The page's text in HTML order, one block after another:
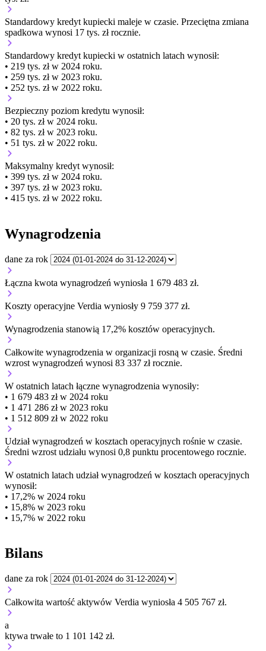
Standardowy kredyt kupiecki maleje w czasie. Przeciętna zmiana
spadkowa wynosi 17 tys. zł rocznie.
Standardowy kredyt kupiecki w ostatnich latach wynosił:
• 219 tys. zł w 2024 roku.
• 259 tys. zł w 2023 roku.
• 252 tys. zł w 2022 roku.
Bezpieczny poziom kredytu wynosił:
• 20 tys. zł w 2024 roku.
• 82 tys. zł w 2023 roku.
• 51 tys. zł w 2022 roku.
Maksymalny kredyt wynosił:
• 399 tys. zł w 2024 roku.
• 397 tys. zł w 2023 roku.
• 415 tys. zł w 2022 roku.
Wynagrodzenia
dane za rok
Łączna kwota wynagrodzeń wyniosła 1 679 483 zł.
Koszty operacyjne Verdia wyniosły 9 759 377 zł.
Wynagrodzenia stanowią 17,2% kosztów operacyjnych.
Całkowite wynagrodzenia w organizacji rosną w czasie. Średni
wzrost wynagrodzeń wynosi 83 337 zł rocznie.
W ostatnich latach łączne wynagrodzenia wynosiły:
• 1 679 483 zł w 2024 roku
• 1 471 286 zł w 2023 roku
• 1 512 809 zł w 2022 roku
Udział wynagrodzeń w kosztach operacyjnych rośnie w czasie.
Średni wzrost udziału wynosi 0,8 punktu procentowego rocznie.
W ostatnich latach udział wynagrodzeń w kosztach operacyjnych
wynosił:
• 17,2% w 2024 roku
• 15,8% w 2023 roku
• 15,7% w 2022 roku
Bilans
dane za rok
Całkowita wartość aktywów Verdia wyniosła 4 505 767 zł.
a
ktywa trwałe to 1 101 142 zł.